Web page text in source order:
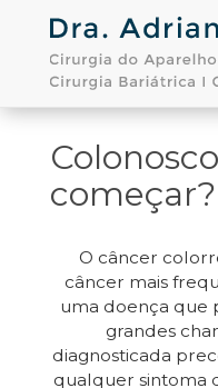
começar?
O câncer
câncer mais
uma doença que
grandes
diagnosticada
qualquer sintoma